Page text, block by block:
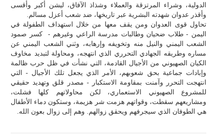
الدولية، وشراء المرتزقة والعملاء وشذاذ الآفاق، ليشن أكبر وأقسى
وأقذر عدوان شهدته البشرية عبر تاريخها، ضد شعب أعزل مسالم.
تحاول قوى العدوان ومن يقف معها من خلال استهداف الطفولة في
اليمن - طلاب ضحيان وطالبات مدرسة الراعي وغيرهم - كسر صمود
الشعب اليمني والنيل منه وتخويفه وإرهابه، وثني الشعب اليمني عن
مساره وطريقه الجهادي التحرري الذي انتهجه، ومحاولة لتبديد مخاوف
الكيان الصهيوني من الأجيال القادمة، التي نشأت في ظل حرب ظالمة
وإبادات جماعية بحق شعوبهم، الأمر الذي يجعل تلك الأجيال - التي
انتهجت التحرر وآمنت بمقاومة الاستكبار - مصدر قلق وتهديد حقيقي
للمشروع الصهيوني الاستعماري، لكن محاولاتهم كلها فشلت،
ومشاريعهم سقطت، وقواتهم هزمت شر هزيمة، وستكون دماء الأطفال
هي الطوفان الذي سيجرفهم ويحقق زوالهم. وهم إلى زوال بعون الله.